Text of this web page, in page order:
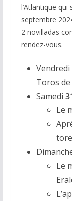
l’Atlantique
septembre
2 novilladas
rendez-vous.
Vendredi
Toros de
Samedi
Le
Le